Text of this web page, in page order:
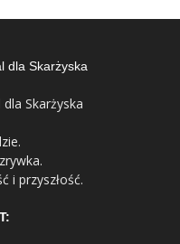
Skarżyska
i przyszłość.